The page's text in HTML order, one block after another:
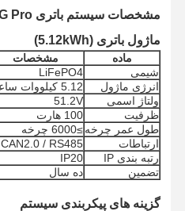
لوازم خانگی
لامپ های تزئینی
سیستم انرژی های تجدیدپذیر
سیستم ذخیره انرژی
سیستم مدیریت انرژی خانه
مشخصات سیستم باتری BOS-G Pro
ماژول باتری (5.12kWh)
ماده
مشخصات
شیمی
LiFePO4
انرژی ماژول
5.12 کیلووات ساعت
ولتاژ اسمی
51.2V
ظرفیت
100 هارت
طول عمر چرخه≥6000 چرخه
ارتباطات
CAN2.0 / RS485
رتبه بندی IP
IP20
تضمین
ده سال
گزینه های پیکربندی سیستم